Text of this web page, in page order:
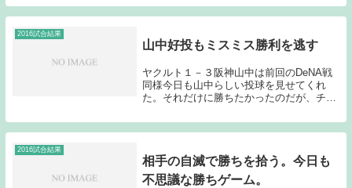
トを軸に内外角を上手く使って中日打線に
自分のスイングを許さなかった。４回にビ
2016試合結果
山中好投もミスミス勝利を逃す
ヤクルト１－３阪神山中は前回のDeNA戦
同様今日も山中らしい投球を見せてくれ
た。それだけに勝ちたかったのだが、チャ
スで自滅してしまった。勝たなければなら
ないゲームだった。今日の山中も素晴らし
2016試合結果
相手の自滅で勝ちを拾う。今日も
不思議な勝ちゲーム。